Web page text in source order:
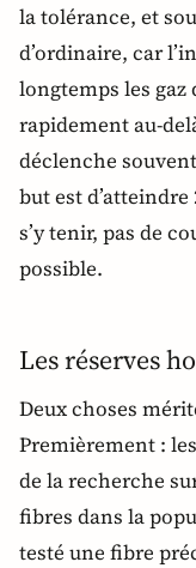
la tolérance, et
d’ordinaire, car
longtemps les
rapidement au-
déclenche
but est
s’y tenir, pas de
possible.
Les réserves
Deux choses
Premièrement :
de la recherche
fibres dans la
testé une fibre